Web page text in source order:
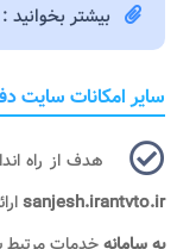
بیشتر بخوانید :
سایر امکانات
هدف از راه
sanjesh.irantvto.ir